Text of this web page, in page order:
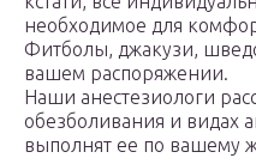
необходимое для
Фитболы, джакузи,
вашем распоряжении.
Наши анестезиологи
обезболивания и видах
выполнят ее по вашему